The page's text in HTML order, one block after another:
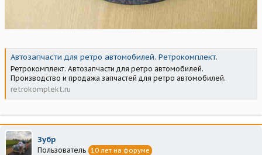
Автозапчасти для ретро автомобилей. Ретрокомплект.
Ретрокомплект. Автозапчасти для ретро автомобилей.
Производство и продажа запчастей для ретро автомобилей.
retrokomplekt.ru
Зубр
Пользователь 10 лет на форуме